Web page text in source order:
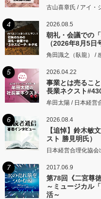
古山喜章氏 / アイ・
4 2026.08.5
朝礼・会議での
（2026年8月5日
角田識之（臥龍） /
5 2026.04.22
事業とは売るこ
長業ネクスト
牟田太陽 / 日本経営
6 2026.08.4
【追悼】鈴木敏
スト 勝見明氏）
日本経営合理化協会
7 2017.06.9
第78回《二宮尊
～ミュージカル
活～